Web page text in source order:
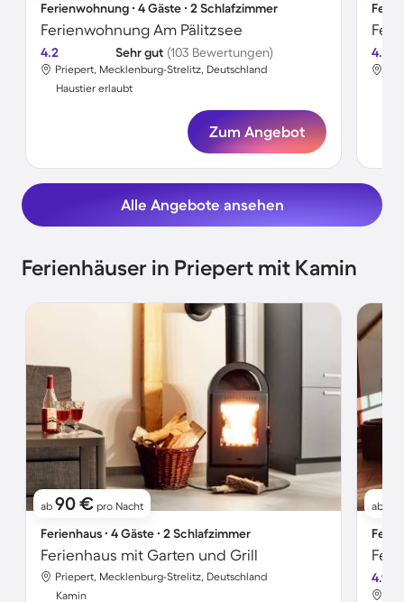
Ferienwohnung ∙ 4 Gäste ∙ 2 Schlafzimmer
Ferienwohnung Am Pälitzsee
4.2 Sehr gut (103 Bewertungen)
Priepert, Mecklenburg-Strelitz, Deutschland
Haustier erlaubt
Zum Angebot
4.0
Alle Angebote ansehen
Ferienhäuser in Priepert mit Kamin
ab 90 € pro Nacht
Ferienhaus ∙ 4 Gäste ∙ 2 Schlafzimmer
Ferienhaus mit Garten und Grill
Priepert, Mecklenburg-Strelitz, Deutschland
Kamin
ab
4.9